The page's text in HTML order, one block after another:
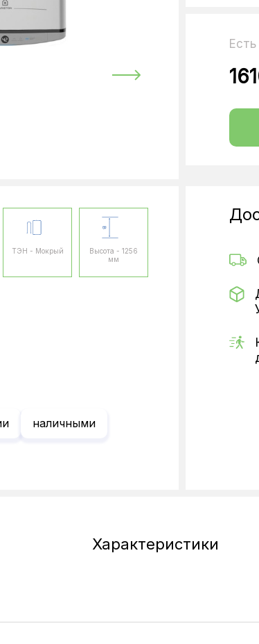
ТЭН - Мокрый
Высота - 1256
мм
наличными
Характеристики